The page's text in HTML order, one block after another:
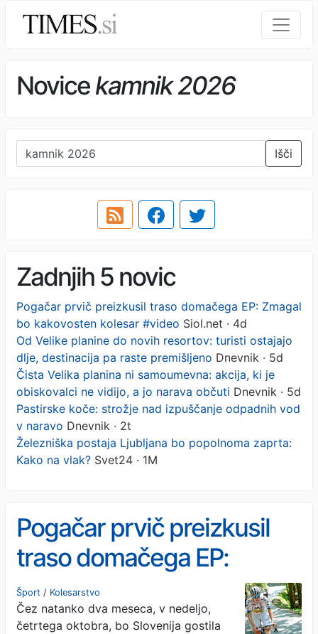
Novicekamnik 2026
Išči
Zadnjih 5 novic
Pogačar prvič preizkusil traso domačega EP: Zmagal
bo kakovosten kolesar #video Siol.net · 4d
Od Velike planine do novih resortov: turisti ostajajo
dlje, destinacija pa raste premišljeno Dnevnik · 5d
Čista Velika planina ni samoumevna: akcija, ki je
obiskovalci ne vidijo, a jo narava občuti Dnevnik · 5d
Pastirske koče: strožje nad izpuščanje odpadnih vod
v naravo Dnevnik · 2t
Železniška postaja Ljubljana bo popolnoma zaprta:
Kako na vlak? Svet24 · 1M
Pogačar prvič preizkusil
traso domačega EP:
Zmagal bo kakovosten
kolesar #video
Šport / Kolesarstvo
Čez natanko dva meseca, v nedeljo,
četrtega oktobra, bo Slovenija gostila